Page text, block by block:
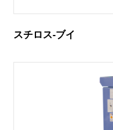
スチロス-ブイ